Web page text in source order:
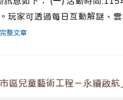
玩家可透過每日互動解謎、
整文章
區兒童藝術工程－永續啟航